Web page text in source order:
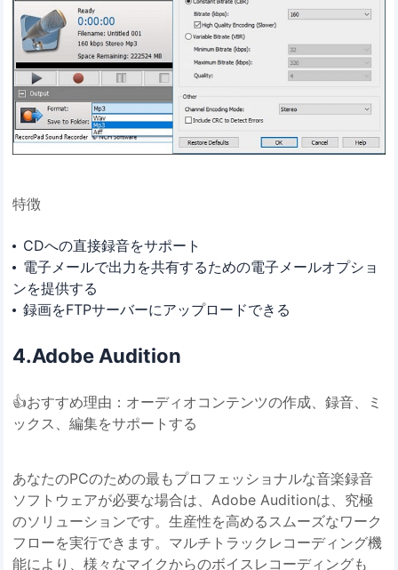
特徴
CDへの直接録音をサポート
電子メールで出力を共有するための電子メールオプショ
ンを提供する
録画をFTPサーバーにアップロードできる
4️.Adobe Audition
👍おすすめ理由：オーディオコンテンツの作成、録音、ミ
ックス、編集をサポートする
あなたのPCのための最もプロフェッショナルな音楽録音
ソフトウェアが必要な場合は、Adobe Auditionは、究極
のソリューションです。生産性を高めるスムーズなワーク
フローを実行できます。マルチトラックレコーディング機
能により、様々なマイクからのボイスレコーディングも